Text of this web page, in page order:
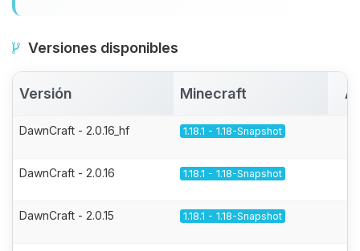
Versiones disponibles
Versión Minecraft
DawnCraft - 2.0.16_hf 1.18.1 - 1.18-Snapshot
DawnCraft - 2.0.16 1.18.1 - 1.18-Snapshot
DawnCraft - 2.0.15 1.18.1 - 1.18-Snapshot